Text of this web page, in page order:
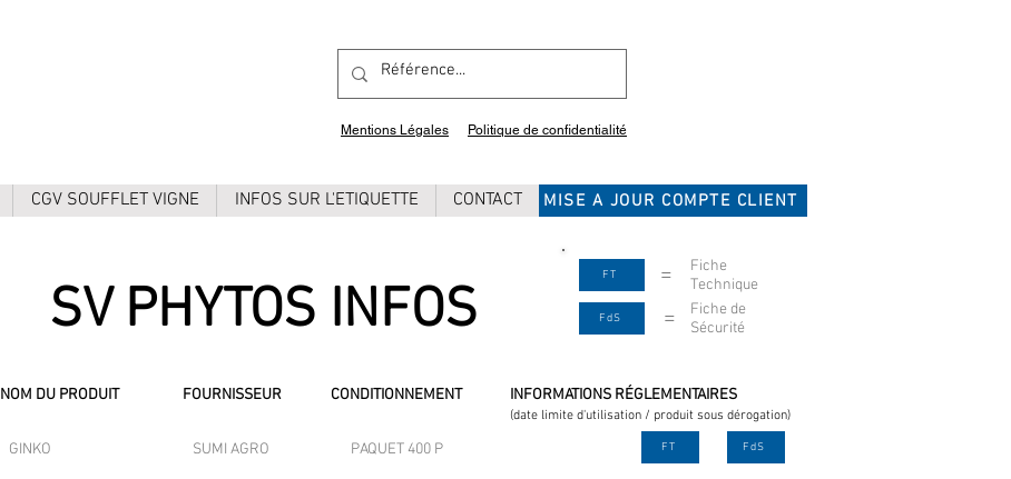
Mentions Légales Politique de confidentialité
CGV SOUFFLET VIGNE INFOS SUR L'ETIQUETTE CONTACT MISE A JOUR COMPTE CLIENT
SV PHYTOS INFOS
FT =
Fiche
Technique
FdS =
Fiche de
Sécurité
NOM DU PRODUIT FOURNISSEUR CONDITIONNEMENT INFORMATIONS RÉGLEMENTAIRES
(date limite d'utilisation / produit sous dérogation)
GINKO SUMI AGRO PAQUET 400 P FT FdS